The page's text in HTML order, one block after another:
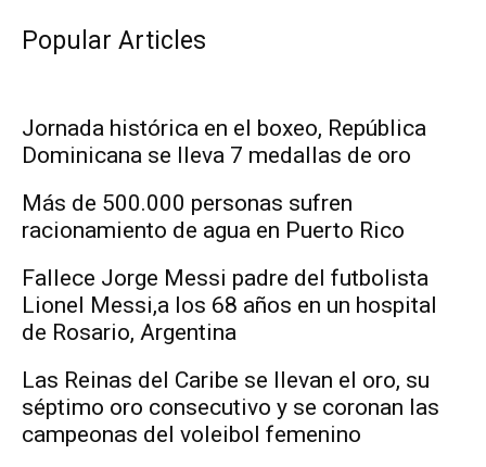
Popular Articles
Jornada histórica en el boxeo, República
Dominicana se lleva 7 medallas de oro
Más de 500.000 personas sufren
racionamiento de agua en Puerto Rico
Fallece Jorge Messi padre del futbolista
Lionel Messi,a los 68 años en un hospital
de Rosario, Argentina
Las Reinas del Caribe se llevan el oro, su
séptimo oro consecutivo y se coronan las
campeonas del voleibol femenino